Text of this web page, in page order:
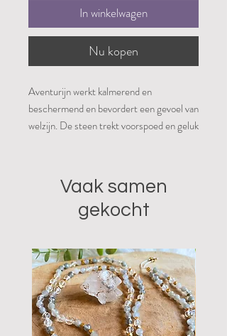
In winkelwagen
Nu kopen
Aventurijn werkt kalmerend en
beschermend en bevordert een gevoel van
welzijn. De steen trekt voorspoed en geluk
geduld, enthousiasme, inlevingsvermogen,
individualiteit en het bedenken van ideeën.
Het werkt ontspannend en kalmerend bij
bevordert besluitvaardigheid, volharding,
waarneming en creativiteit. De steen
absorbeert elektromagnetische straling
(van bijvoorbeeld mobiele telefoons en
computers) en beschermt tegen de
invloeden van milieuvervuiling en
Vaak samen
gekocht